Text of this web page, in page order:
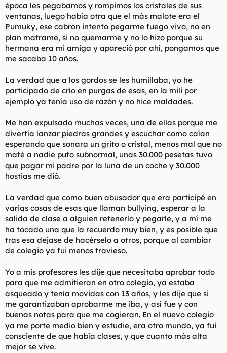
época les pegabamos y rompimos los cristales de sus
ventanas, luego había otra que el más malote era el
Pumuky, ese cabron intento pegarme fuego vivo, no en
plan matrame, si no quemarme y no lo hizo porque su
hermana era mi amiga y apareció por ahí, pongamos que
me sacaba 10 años.
La verdad que a los gordos se les humillaba, yo he
participado de crío en purgas de esas, en la mili por
ejemplo ya tenía uso de razón y no hice maldades.
Me han expulsado muchas veces, una de ellas porque me
divertía lanzar piedras grandes y escuchar como caían
esperando que sonara un grito o cristal, menos mal que no
maté a nadie puto subnormal, unas 30.000 pesetas tuvo
que pagar mi padre por la luna de un coche y 30.000
hostias me dió.
La verdad que como buen abusador que era participé en
varias cosas de esas que llaman bullying, esperar a la
salida de clase a alguien retenerlo y pegarle, y a mí me
ha tocado una que la recuerdo muy bien, y es posible que
tras esa dejase de hacérselo a otros, porque al cambiar
de colegio ya fui menos travieso.
Yo a mis profesores les dije que necesitaba aprobar todo
para que me admitieran en otro colegio, ya estaba
asqueado y tenía movidas con 13 años, y les dije que si
me garantizaban aprobarme me iba, y así fue y con
buenas notas para que me cogieran. En el nuevo colegio
ya me porte medio bien y estudie, era otro mundo, ya fui
consciente de que había clases, y que cuanto más alta
mejor se vive.